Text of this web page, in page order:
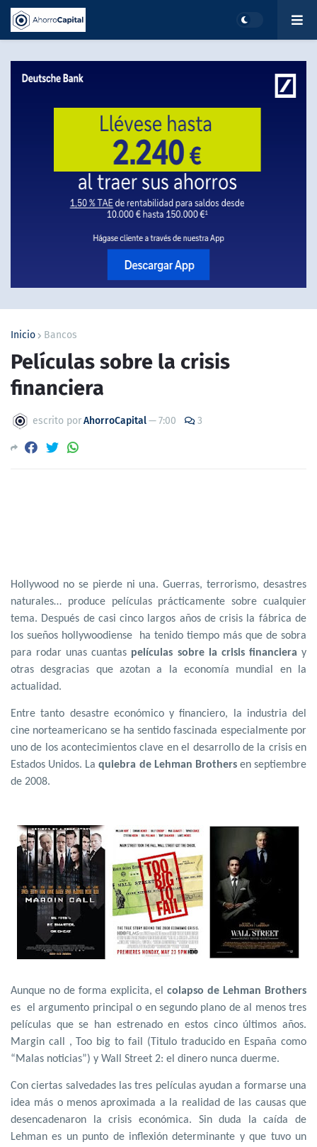
Inicio Bancos
Películas sobre la crisis
financiera
escrito porAhorroCapital—7:00 3
Hollywood no se pierde ni una. Guerras, terrorismo, desastres
naturales… produce películas prácticamente sobre cualquier
tema. Después de casi cinco largos años de crisis la fábrica de
los sueños hollywoodiense
ha tenido tiempo más que de sobra
para rodar unas cuantas películas sobre la crisis financiera y
otras desgracias que azotan a la economía mundial en la
actualidad.
Entre tanto desastre económico y financiero, la industria del
cine norteamericano se ha sentido fascinada especialmente por
uno de los acontecimientos clave en el desarrollo de la crisis en
Estados Unidos. Laquiebra de Lehman Brothersen septiembre
de 2008.
Aunque no de forma explicita, elcolapso de Lehman Brothers
es el argumento principal o en segundo plano de al menos tres
películas que se han estrenado en estos cinco últimos años.
Margin call , Too big to fail (Titulo traducido en España como
“Malas noticias”) y Wall Street 2: el dinero nunca duerme.
Con ciertas salvedades las tres películas ayudan a formarse una
idea más o menos aproximada a la realidad de las causas que
desencadenaron la crisis económica. Sin duda la caída de
Lehman es un punto de inflexión determinante y que tuvo un